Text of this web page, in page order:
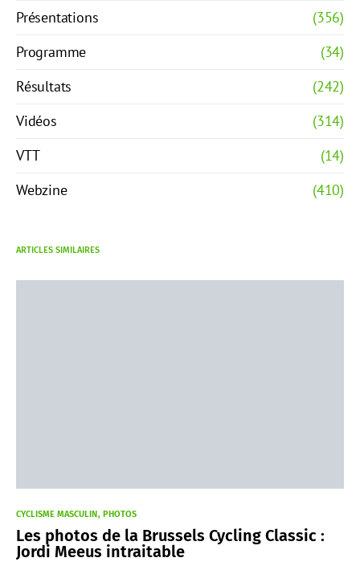
Présentations
(356)
Programme
(34)
Résultats
(242)
Vidéos
(314)
VTT
(14)
Webzine
(410)
ARTICLES SIMILAIRES
CYCLISME MASCULIN PHOTOS
Les photos de la Brussels Cycling Classic :
Jordi Meeus intraitable